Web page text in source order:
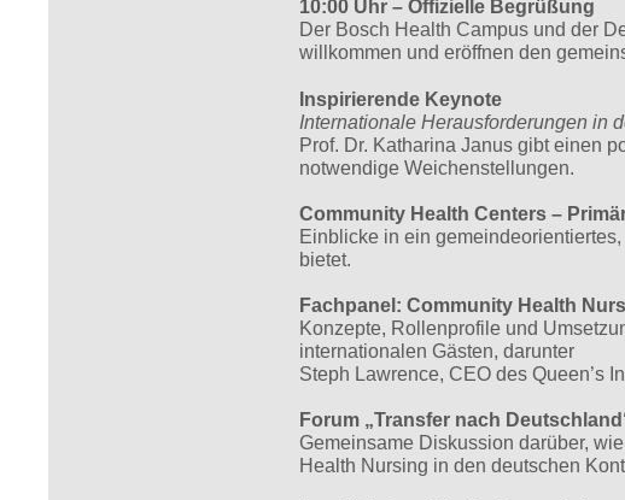
10:00 Uhr – Offizielle Begrüßung
Der Bosch Health Campus und der
willkommen und eröffnen den
Inspirierende Keynote
Internationale Herausforderungen in
Prof. Dr. Katharina Janus gibt einen
notwendige Weichenstellungen.
Community Health Centers –
Einblicke in ein
bietet.
Fachpanel: Community Health
Konzepte, Rollenprofile und
internationalen Gästen, darunter
Steph Lawrence, CEO des Queen’s
Forum „Transfer nach
Gemeinsame Diskussion darüber,
Health Nursing in den deutschen